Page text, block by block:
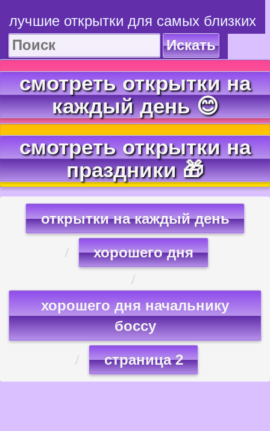
лучшие открытки для самых близких
Искать
смотреть открытки на
каждый день 😊
смотреть открытки на
праздники 🎁
открытки на каждый день
хорошего дня
хорошего дня начальнику
боссу
страница 2